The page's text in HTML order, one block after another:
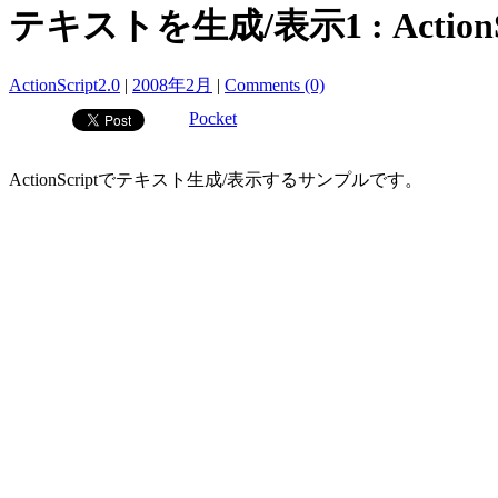
テキストを生成/表示1 :
ActionScript2.0 | 2008年2月 | Comments (0)
Pocket
ActionScriptでテキスト生成/表示するサンプルです。